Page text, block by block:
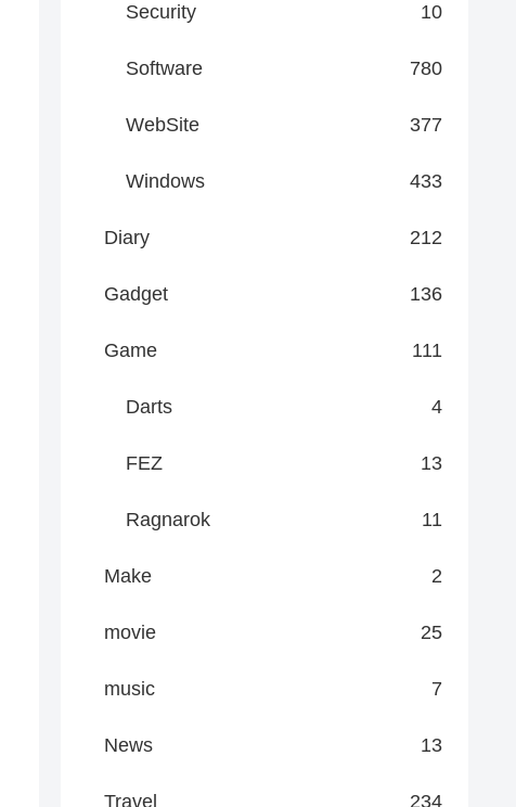
Security 10
Software 780
WebSite 377
Windows 433
Diary 212
Gadget 136
Game 111
Darts 4
FEZ 13
Ragnarok 11
Make 2
movie 25
music 7
News 13
Travel 234